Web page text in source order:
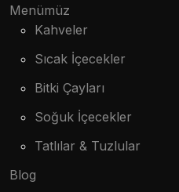
Menümüz
Kahveler
Sıcak İçecekler
Bitki Çayları
Soğuk İçecekler
Tatlılar & Tuzlular
Blog